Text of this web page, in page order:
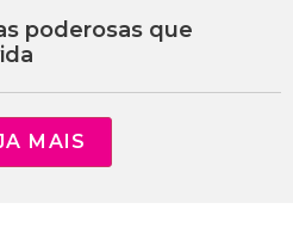
poderosas que
MAIS